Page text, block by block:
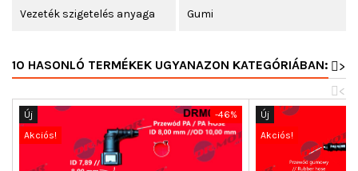
Vezeték szigetelés anyaga Gumi
10 HASONLÓ TERMÉKEK UGYANAZON KATEGÓRIÁBAN:
>
<
-46%
Új
Akciós!
Új
Akciós!